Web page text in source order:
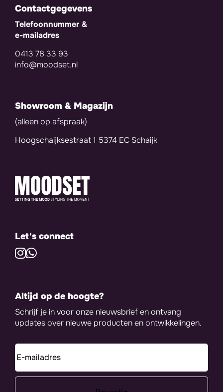
Contactgegevens
Telefoonnummer &
e-mailadres
0413 78 33 93
info@moodset.nl
Showroom & Magazijn
(alleen op afspraak)
Hoogschaijksestraat 1 5374 EC Schaijk
Let's connect
Altijd op de hoogte?
Schrijf je in voor onze nieuwsbrief en ontvang
updates over nieuwe producten en ontwikkelingen.